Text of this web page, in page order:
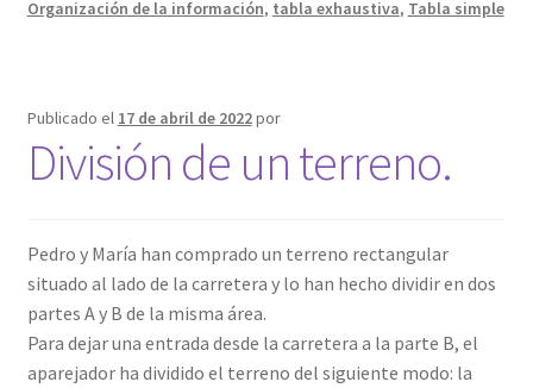
Organización de la información, tabla exhaustiva, Tabla simple
Publicado el 17 de abril de 2022por
División de un terreno.
Pedro y María han comprado un terreno rectangular
situado al lado de la carretera y lo han hecho dividir en dos
partes A y B de la misma área.
Para dejar una entrada desde la carretera a la parte B, el
aparejador ha dividido el terreno del siguiente modo: la